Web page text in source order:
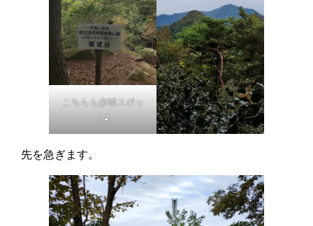
こちらも歩哨スポッ
ト♪
先を急ぎます。